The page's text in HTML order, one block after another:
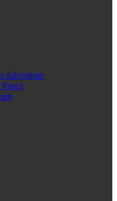
Adventure
Force